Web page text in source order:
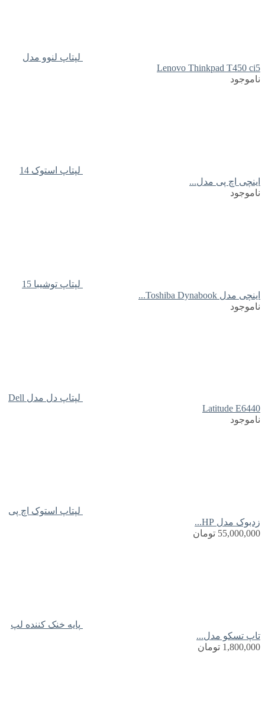
لپتاپ لنوو مدل
Lenovo Thinkpad T450 ci5
ناموجود
لپتاپ استوک 14
اینچی اچ پی مدل...
ناموجود
لپتاپ توشیبا 15
اینچی مدل Toshiba Dynabook...
ناموجود
لپتاپ دل مدل Dell
Latitude E6440
ناموجود
لپتاپ استوک اچ پی
زدبوک مدل HP...
55,000,000 تومان
پایه خنک کننده لپ
تاپ تسکو مدل...
1,800,000 تومان